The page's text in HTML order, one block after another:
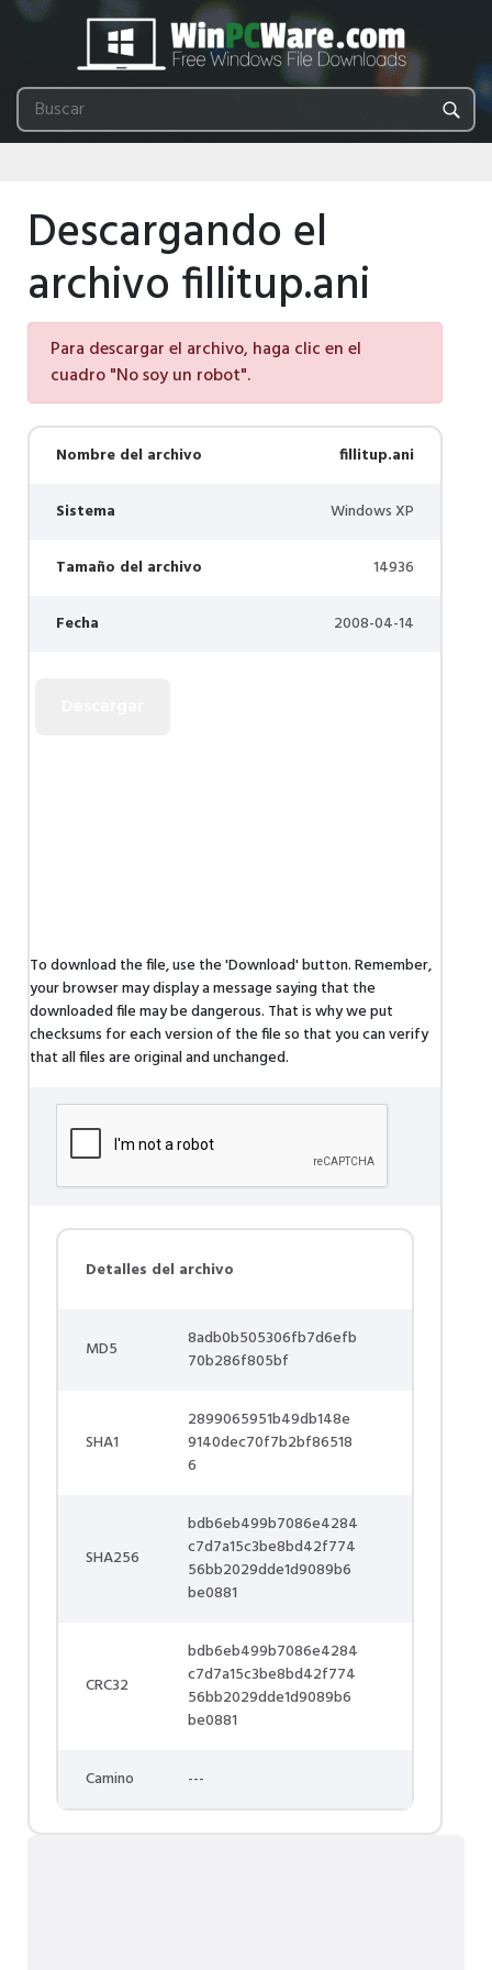
Descargando el
archivo fillitup.ani
Para descargar el archivo, haga clic en el
cuadro "No soy un robot".
Nombre del archivo fillitup.ani
Sistema Windows XP
Tamaño del archivo 14936
Fecha 2008-04-14
To download the file, use the 'Download' button. Remember,
your browser may display a message saying that the
downloaded file may be dangerous. That is why we put
checksums for each version of the file so that you can verify
that all files are original and unchanged.
Detalles del archivo
MD5
8adb0b505306fb7d6efb
70b286f805bf
SHA1
2899065951b49db148e
9140dec70f7b2bf86518
6
SHA256
bdb6eb499b7086e4284
c7d7a15c3be8bd42f774
56bb2029dde1d9089b6
be0881
CRC32
bdb6eb499b7086e4284
c7d7a15c3be8bd42f774
56bb2029dde1d9089b6
be0881
Camino ---